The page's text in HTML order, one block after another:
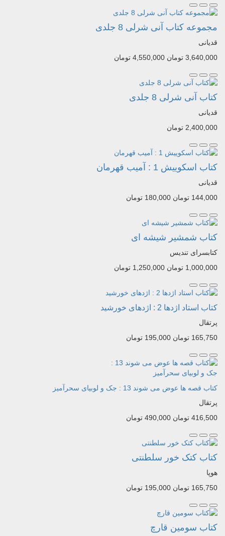
مجموعه کتاب آنی شرلی 8 جلدی
قدیانی
3,640,000 تومان
4,550,000 تومان
کتاب آنی شرلی 8 جلدی
قدیانی
2,400,000 تومان
کتاب اسکوییش 1 : آمیب قهرمان
قدیانی
144,000 تومان
180,000 تومان
کتاب شمشیر شیشه ای
کتابسرای تندیس
1,000,000 تومان
1,250,000 تومان
کتاب استاد اژدها 2 : اژدهای خورشید
پرتقال
165,750 تومان
195,000 تومان
کتاب قصه ها عوض می شوند 13 : جک و لوبیای سحرآمیز
پرتقال
416,500 تومان
490,000 تومان
کتاب کتک خور سلطنتی
هوپا
165,750 تومان
195,000 تومان
کتاب سومین قارچ